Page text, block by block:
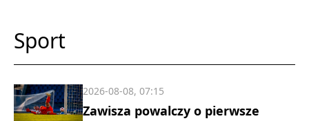
Sport
Zawisza powalczy o pierwsze
2026-08-08, 07:15